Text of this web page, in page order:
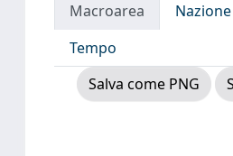
Macroarea Nazione
Tempo
Salva come PNG